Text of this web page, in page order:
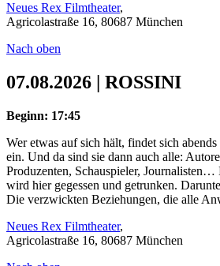
Neues Rex Filmtheater,
Agricolastraße 16, 80687 München
Nach oben
07.08.2026 | ROSSINI
Beginn: 17:45
Wer etwas auf sich hält, findet sich
ein. Und da sind sie dann auch alle:
Produzenten, Schauspieler, Journalisten…
wird hier gegessen und getrunken.
Die verzwickten Beziehungen, die alle
Neues Rex Filmtheater,
Agricolastraße 16, 80687 München